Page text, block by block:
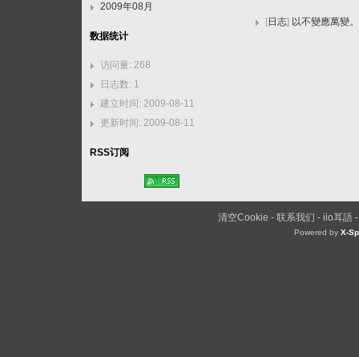
[日志] 以不變應萬變。
2009年08月
数据统计
访问量: 268
日志数: 1
建立时间: 2009-08-11
更新时间: 2009-08-11
RSS订阅
清空Cookie - 联系我们 - iio耳語
Powered by X-